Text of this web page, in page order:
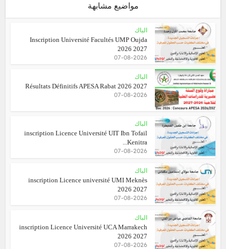
مواضيع مشابهة
الباك
Inscription Université Facultés UMP Oujda
2026 2027
07-08-2026
الباك
Résultats Définitifs APESA Rabat 2026 2027
07-08-2026
الباك
inscription Licence Université UIT Ibn Tofail
Kenitra...
07-08-2026
الباك
inscription Licence université UMI Meknès
2026 2027
07-08-2026
الباك
inscription Licence Université UCA Marrakech
2026 2027
07-08-2026